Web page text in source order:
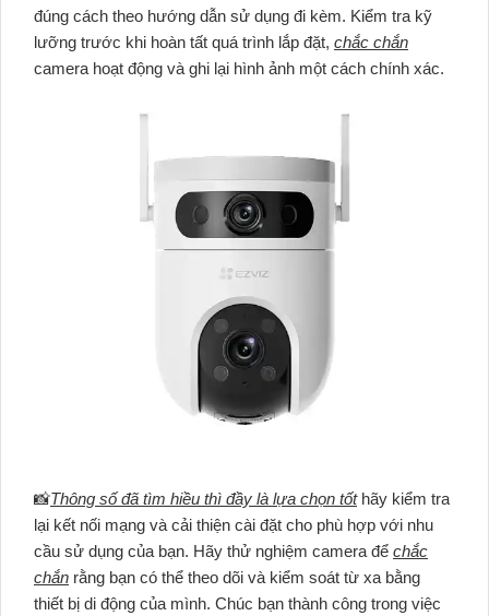
đúng cách theo hướng dẫn sử dụng đi kèm. Kiểm tra kỹ
lưỡng trước khi hoàn tất quá trình lắp đặt, chắc chắn
camera hoạt động và ghi lại hình ảnh một cách chính xác.
📸Thông số đã tìm hiều thì đầy là lựa chọn tốthãy kiểm tra
lại kết nối mạng và cải thiện cài đặt cho phù hợp với nhu
cầu sử dụng của bạn. Hãy thử nghiệm camera để chắc
chắn rằng bạn có thể theo dõi và kiểm soát từ xa bằng
thiết bị di động của mình. Chúc bạn thành công trong việc